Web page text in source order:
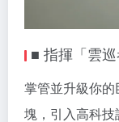
■ 指揮「雲
掌管並升級你
塊，引入高科技